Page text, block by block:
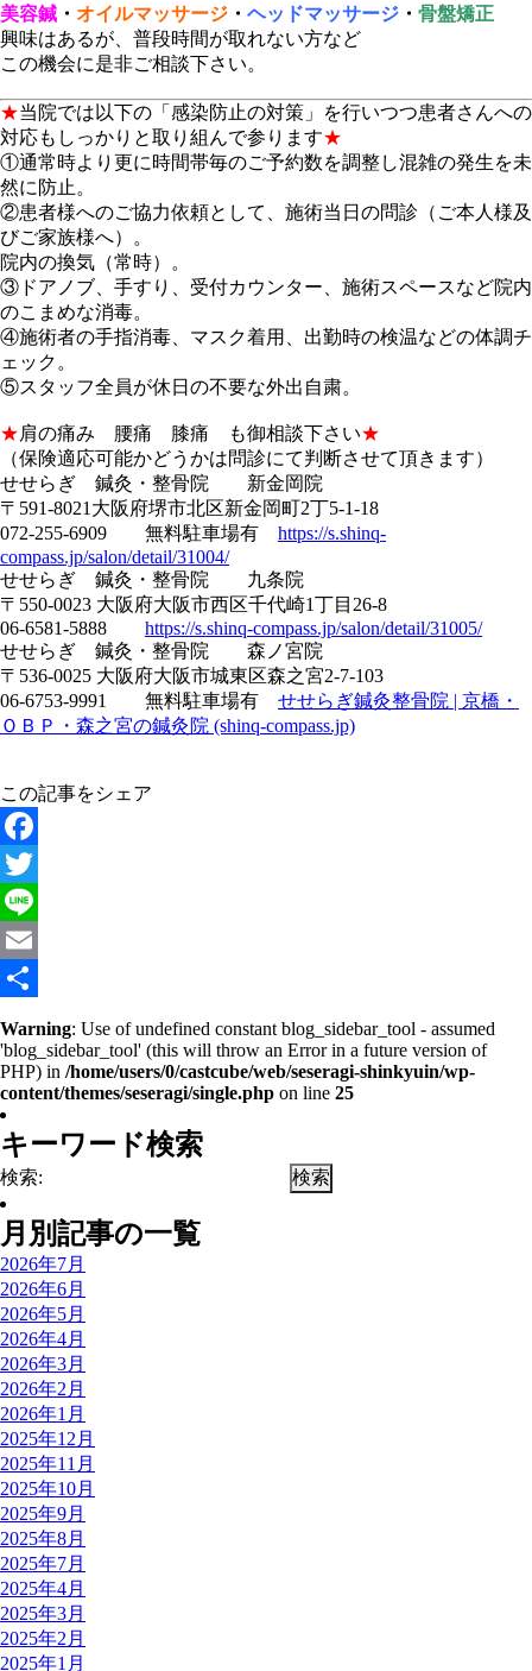
美容鍼 ・ オイルマッサージ ・ ヘッドマッサージ ・ 骨盤矯正
興味はあるが、普段時間が取れない方など
この機会に是非ご相談下さい。
★当院では以下の「感染防止の対策」を行いつつ患者さんへの
対応もしっかりと取り組んで参ります★
①通常時より更に時間帯毎のご予約数を調整し混雑の発生を未
然に防止。
②患者様へのご協力依頼として、施術当日の問診（ご本人様及
びご家族様へ）。
院内の換気（常時）。
③ドアノブ、手すり、受付カウンター、施術スペースなど院内
のこまめな消毒。
④施術者の手指消毒、マスク着用、出勤時の検温などの体調チ
ェック。
⑤スタッフ全員が休日の不要な外出自粛。
★肩の痛み 腰痛 膝痛 も御相談下さい★
（保険適応可能かどうかは問診にて判断させて頂きます）
せせらぎ 鍼灸・整骨院 新金岡院
〒591-8021大阪府堺市北区新金岡町2丁5-1-18
072-255-6909 無料駐車場有 https://s.shinq-
compass.jp/salon/detail/31004/
せせらぎ 鍼灸・整骨院 九条院
〒550-0023 大阪府大阪市西区千代崎1丁目26-8
06-6581-5888 https://s.shinq-compass.jp/salon/detail/31005/
せせらぎ 鍼灸・整骨院 森ノ宮院
〒536-0025 大阪府大阪市城東区森之宮2-7-103
06-6753-9991 無料駐車場有 せせらぎ鍼灸整骨院 | 京橋・
ＯＢＰ・森之宮の鍼灸院 (shinq-compass.jp)
この記事をシェア
Facebook
Twitter
Line
Email
有
Warning: Use of undefined constant blog_sidebar_tool - assumed
'blog_sidebar_tool' (this will throw an Error in a future version of
PHP) in /home/users/0/castcube/web/seseragi-shinkyuin/wp-
content/themes/seseragi/single.php on line 25
キーワード検索
検索:
月別記事の一覧
2026年7月
2026年6月
2026年5月
2026年4月
2026年3月
2026年2月
2026年1月
2025年12月
2025年11月
2025年10月
2025年9月
2025年8月
2025年7月
2025年4月
2025年3月
2025年2月
2025年1月